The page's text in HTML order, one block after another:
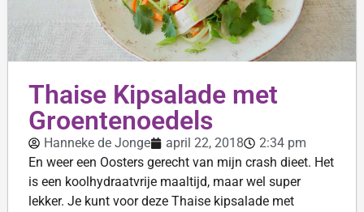
Thaise Kipsalade met
Groentenoedels
Hanneke de Jonge april 22, 2018
2:34 pm
En weer een Oosters gerecht van mijn crash dieet. Het
is een koolhydraatvrije maaltijd, maar wel super
lekker. Je kunt voor deze Thaise kipsalade met